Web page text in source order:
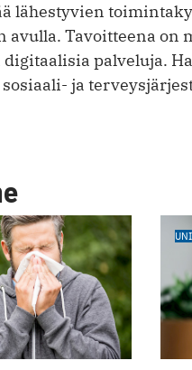
lähestyvien
avulla. Tavoitteena on
palveluja.
ja
UNI